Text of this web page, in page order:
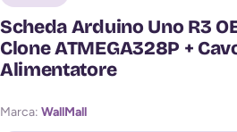
Scheda Arduino Uno R3
Clone ATMEGA328P +
Alimentatore
Marca: WallMall